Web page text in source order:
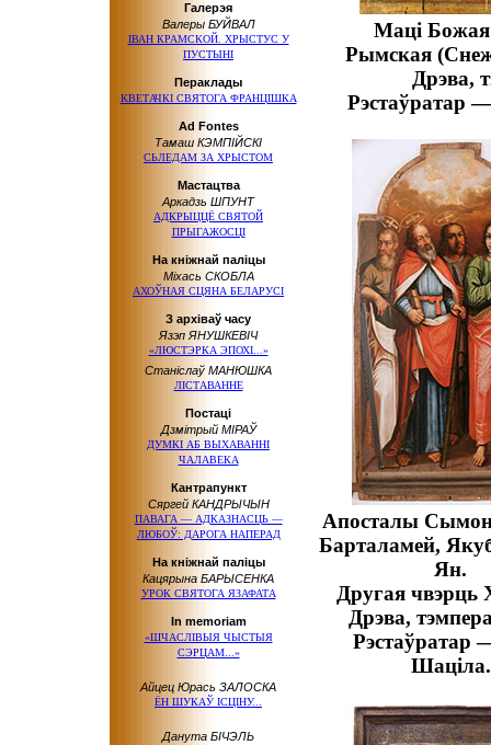
Галерэя
Валеры БУЙВАЛ
ІВАН КРАМСКОЙ. ХРЫСТУС У
ПУСТЫНІ
Пераклады
КВЕТАЧКІ СВЯТОГА ФРАНЦІШКА
Ad Fontes
Тамаш КЭМПІЙСКІ
СЬЛЕДАМ ЗА ХРЫСТОМ
Мастацтва
Аркадзь ШПУНТ
АДКРЫЦЦЁ СВЯТОЙ
ПРЫГАЖОСЦІ
На кніжнай паліцы
Міхась СКОБЛА
АХОЎНАЯ СЦЯНА БЕЛАРУСІ
З архіваў часу
Язэп ЯНУШКЕВІЧ
«ЛЮСТЭРКА ЭПОХІ...»
Станіслаў МАНЮШКА
ЛІСТАВАННЕ
Постаці
Дзмітрый МІРАЎ
ДУМКІ АБ ВЫХАВАННІ
ЧАЛАВЕКА
Кантрапункт
Сяргей КАНДРЫЧЫН
ПАВАГА — АДКАЗНАСЦЬ —
ЛЮБОЎ: ДАРОГА НАПЕРАД
На кніжнай паліцы
Кацярына БАРЫСЕНКА
УРОК СВЯТОГА ЯЗАФАТА
In memoriam
«ШЧАСЛІВЫЯ ЧЫСТЫЯ
СЭРЦАМ...»
Айцец Юрась ЗАЛОСКА
ЁН ШУКАЎ ІСЦІНУ...
Данута БІЧЭЛЬ
Маці Божая
Рымская
Дрэва,
Рэстаўратар
Апосталы Сымон
Барталамей,
Ян.
Другая чвэрць
Дрэва,
Рэстаўратар
Шаціла.